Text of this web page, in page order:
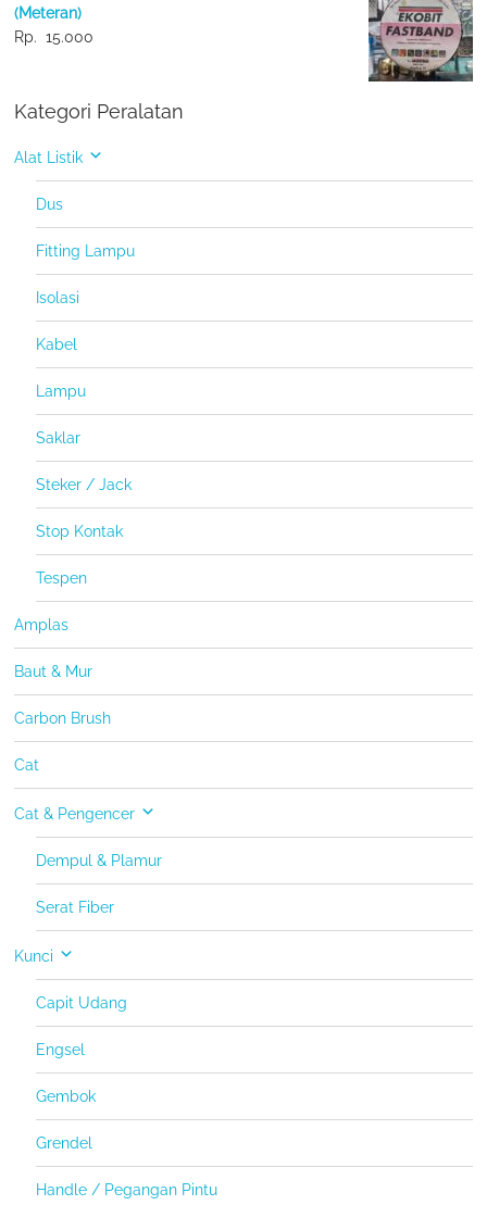
(Meteran)
Rp. 15.000
Kategori Peralatan
Alat Listik
Dus
Fitting Lampu
Isolasi
Kabel
Lampu
Saklar
Steker / Jack
Stop Kontak
Tespen
Amplas
Baut & Mur
Carbon Brush
Cat
Cat & Pengencer
Dempul & Plamur
Serat Fiber
Kunci
Capit Udang
Engsel
Gembok
Grendel
Handle / Pegangan Pintu